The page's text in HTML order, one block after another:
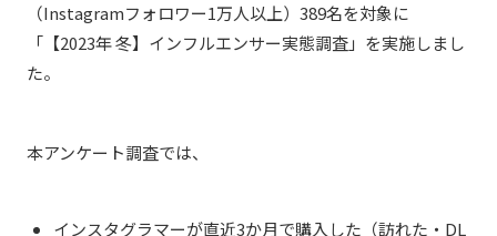
（Instagramフォロワー1万人以上）389名を対象に
「【2023年 冬】インフルエンサー実態調査」を実施しまし
た。
本アンケート調査では、
インスタグラマーが直近3か月で購入した（訪れた・DL